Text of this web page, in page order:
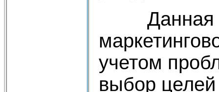
Данная
учетом
выбор целей